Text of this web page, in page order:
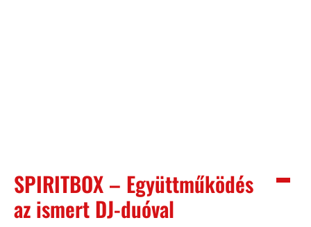
SPIRITBOX – Együttműködés
az ismert DJ-duóval